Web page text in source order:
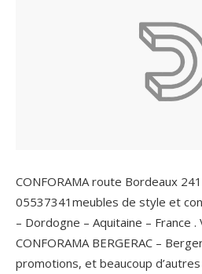
CONFORAMA route Bordeaux
05537341meubles de style et
– Dordogne – Aquitaine – France .
CONFORAMA BERGERAC –
promotions, et beaucoup